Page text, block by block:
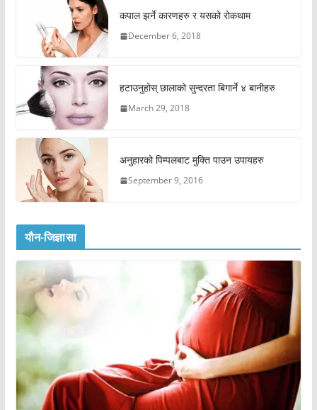
कपाल झर्ने कारणहरु र यसको रोकथाम
December 6, 2018
हटाउनुहोस् छालाको सुन्दरता बिगार्ने ४ बानीहरु
March 29, 2018
अनुहारको पिम्पलबाट मुक्ति पाउन उपायहरु
September 9, 2016
यौन-जिज्ञासा